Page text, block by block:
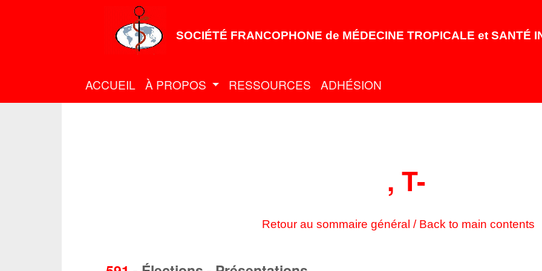
SOCIÉTÉ FRANCOPHONE de MÉDECINE TROPICALE et SANTÉ
ACCUEIL À PROPOS RESSOURCES ADHÉSION
, T-
Retour au sommaire général / Back to main contents